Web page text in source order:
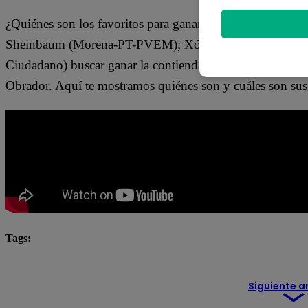
¿Quiénes son los favoritos para ganar las elecciones
Sheinbaum (Morena-PT-PVEM); Xóchitl Gálvez (PAN-
Ciudadano) buscar ganar la contienda electoral y
Obrador. Aquí te mostramos quiénes son y cuáles son
Tags:
Siguiente